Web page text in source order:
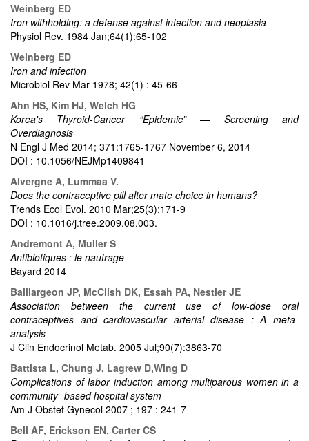
Weinberg ED
Iron withholding: a defense against infection and neoplasia
Physiol Rev. 1984 Jan;64(1):65-102
Weinberg ED
Iron and infection
Microbiol Rev Mar 1978; 42(1) : 45-66
Ahn HS, Kim HJ, Welch HG
Korea's Thyroid-Cancer “Epidemic” — Screening and
Overdiagnosis
N Engl J Med 2014; 371:1765-1767 November 6, 2014
DOI : 10.1056/NEJMp1409841
Alvergne A, Lummaa V.
Does the contraceptive pill alter mate choice in humans?
Trends Ecol Evol. 2010 Mar;25(3):171-9
DOI : 10.1016/j.tree.2009.08.003.
Andremont A, Muller S
Antibiotiques : le naufrage
Bayard 2014
Baillargeon JP, McClish DK, Essah PA, Nestler JE
Association between the current use of low-dose oral
contraceptives and cardiovascular arterial disease : A meta-
analysis
J Clin Endocrinol Metab. 2005 Jul;90(7):3863-70
Battista L, Chung J, Lagrew D,Wing D
Complications of labor induction among multiparous women in a
community- based hospital system
Am J Obstet Gynecol 2007 ; 197 : 241-7
Bell AF, Erickson EN, Carter CS